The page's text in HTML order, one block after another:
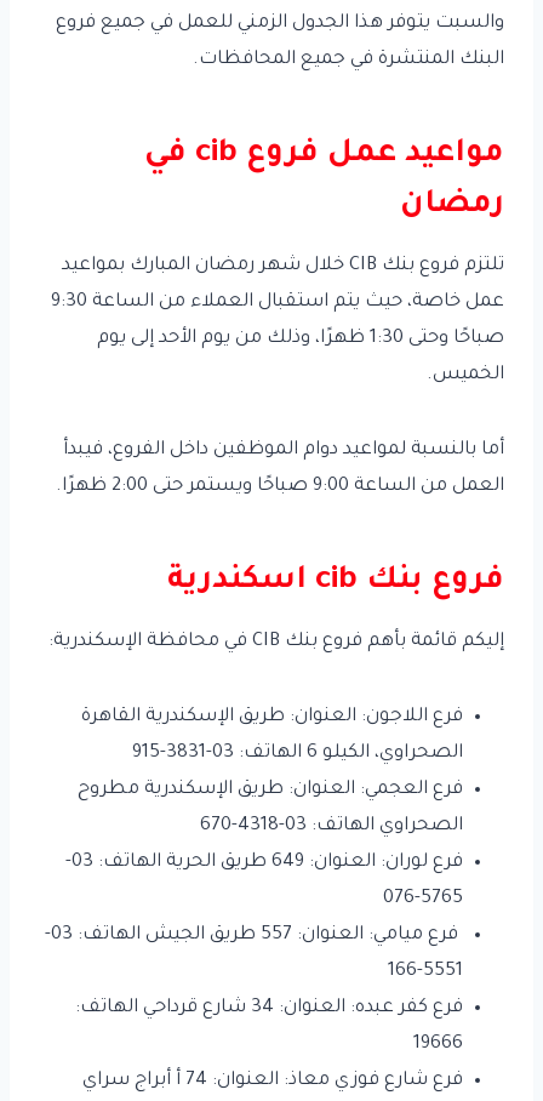
والسبت يتوفر هذا الجدول الزمني للعمل في جميع فروع
البنك المنتشرة في جميع المحافظات.
مواعيد عمل فروع cib في
رمضان
تلتزم فروع بنك CIB خلال شهر رمضان المبارك بمواعيد
عمل خاصة، حيث يتم استقبال العملاء من الساعة 9:30
صباحًا وحتى 1:30 ظهرًا، وذلك من يوم الأحد إلى يوم
الخميس.
أما بالنسبة لمواعيد دوام الموظفين داخل الفروع، فيبدأ
العمل من الساعة 9:00 صباحًا ويستمر حتى 2:00 ظهرًا.
فروع بنك cib اسكندرية
إليكم قائمة بأهم فروع بنك CIB في محافظة الإسكندرية:
فرع اللاجون: العنوان: طريق الإسكندرية القاهرة
الصحراوي، الكيلو 6 الهاتف: 03-3831-915
فرع العجمي: العنوان: طريق الإسكندرية مطروح
الصحراوي الهاتف: 03-4318-670
فرع لوران: العنوان: 649 طريق الحرية الهاتف: 03-
5765-076
فرع ميامي: العنوان: 557 طريق الجيش الهاتف: 03-
5551-166
فرع كفر عبده: العنوان: 34 شارع قرداحي الهاتف:
19666
فرع شارع فوزي معاذ: العنوان: 74 أ أبراج سراي